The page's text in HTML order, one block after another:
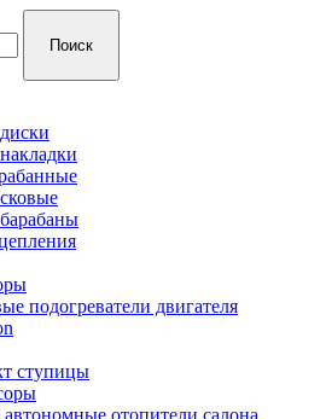
подогреватели двигателя
ступицы
отопители салона